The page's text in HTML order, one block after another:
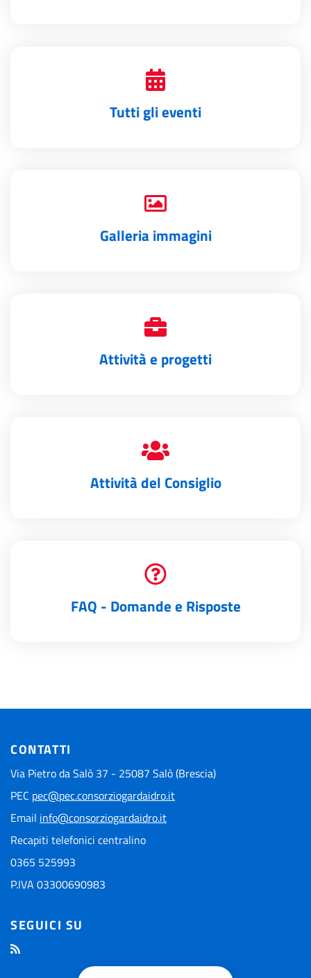
Tutti gli eventi
Galleria immagini
Attività e progetti
Attività del Consiglio
FAQ - Domande e Risposte
CONTATTI
Via Pietro da Salò 37 - 25087 Salò (Brescia)
PEC pec@pec.consorziogardaidro.it
Email info@consorziogardaidro.it
Recapiti telefonici centralino
0365 525993
P.IVA 03300690983
SEGUICI SU